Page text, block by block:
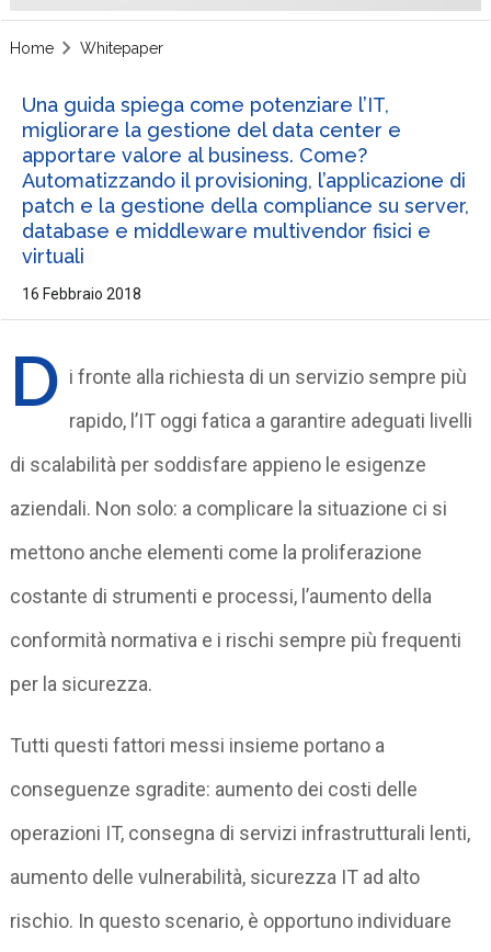
Home Whitepaper
Una guida spiega come potenziare l’IT,
migliorare la gestione del data center e
apportare valore al business. Come?
Automatizzando il provisioning, l’applicazione di
patch e la gestione della compliance su server,
database e middleware multivendor fisici e
virtuali
16 Febbraio 2018
D i fronte alla richiesta di un servizio sempre più
rapido, l’IT oggi fatica a garantire adeguati livelli
di scalabilità per soddisfare appieno le esigenze
aziendali. Non solo: a complicare la situazione ci si
mettono anche elementi come la proliferazione
costante di strumenti e processi, l’aumento della
conformità normativa e i rischi sempre più frequenti
per la sicurezza.
Tutti questi fattori messi insieme portano a
conseguenze sgradite: aumento dei costi delle
operazioni IT, consegna di servizi infrastrutturali lenti,
aumento delle vulnerabilità, sicurezza IT ad alto
rischio. In questo scenario, è opportuno individuare